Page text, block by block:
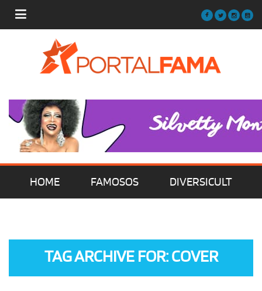
HOME FAMOSOS DIVERSICULT
OLHA ISSO! EU QUERO!
TAG ARCHIVE FOR: COVER